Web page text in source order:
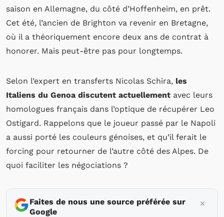
saison en Allemagne, du côté d’Hoffenheim, en prêt.
Cet été, l’ancien de Brighton va revenir en Bretagne,
où il a théoriquement encore deux ans de contrat à
honorer. Mais peut-être pas pour longtemps.
Selon l’expert en transferts Nicolas Schira, les
Italiens du Genoa discutent actuellement avec leurs
homologues français dans l’optique de récupérer Leo
Ostigard. Rappelons que le joueur passé par le Napoli
a aussi porté les couleurs génoises, et qu’il ferait le
forcing pour retourner de l’autre côté des Alpes. De
quoi faciliter les négociations ?
Faites de nous une source préférée sur
Google